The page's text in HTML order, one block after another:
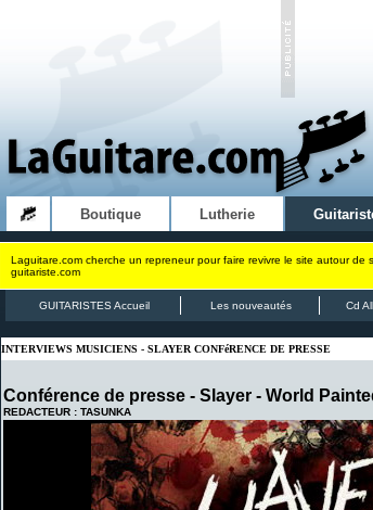
Boutique Lutherie
Laguitare.com cherche un repreneur pour faire revivre le site autour
guitariste.com
GUITARISTES Accueil Les nouveautés Cd
INTERVIEWS MUSICIENS - SLAYER CONFéRENCE DE PRESSE
Conférence de presse - Slayer - World
REDACTEUR : TASUNKA